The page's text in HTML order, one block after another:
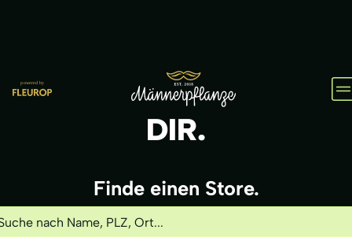
HOL IHN
DIR.
Finde einen Store.